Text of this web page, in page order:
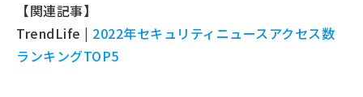
【関連記事】
TrendLife | 2022年セキュリティニュースアクセス数
ランキングTOP5